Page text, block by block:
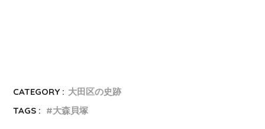
CATEGORY : 大田区の史跡
TAGS :
大森貝塚